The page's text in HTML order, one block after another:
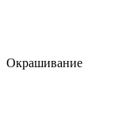
Окрашивание